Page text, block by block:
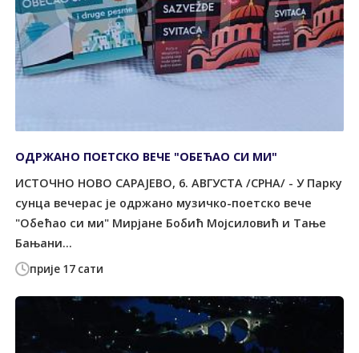
прије 17 сати
ОДРЖАНО ПОЕТСКО ВЕЧЕ "ОБЕЋАО СИ МИ"
ИСТОЧНО НОВО САРАЈЕВО, 6. АВГУСТА /СРНА/ - У Парку
сунца вечерас је одржано музичко-поетско вече
"Обећао си ми" Мирјане Бобић Мојсиловић и Тање
Бањани...